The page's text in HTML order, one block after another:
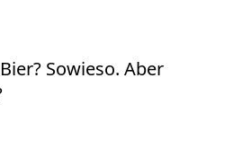
Sowieso. Aber